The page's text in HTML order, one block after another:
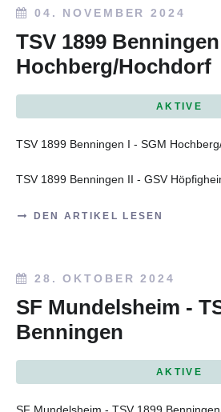
04. NOVEMBER 2024
TSV 1899
Hochberg/Hochdorf
AKTIVE
TSV 1899 Benningen I - SGM
TSV 1899 Benningen II - GSV
DEN ARTIKEL LESEN
28. OKTOBER 2024
SF Mundelsheim -
Benningen
AKTIVE
SF Mundelsheim - TSV 1899